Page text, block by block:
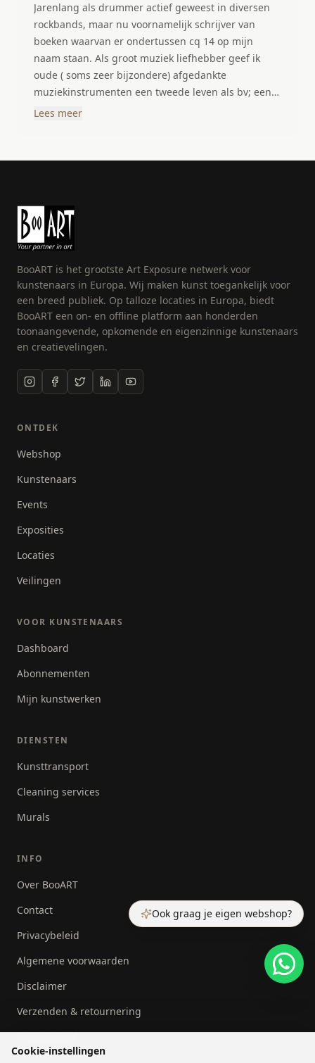
Jarenlang als drummer actief geweest in diversen
rockbands, maar nu voornamelijk schrijver van
boeken waarvan er ondertussen cq 14 op mijn
naam staan. Als groot muziek liefhebber geef ik
oude ( soms zeer bijzondere) afgedankte
muziekinstrumenten een tweede leven als bv; een
klok, lamp of gewoon als artdeco.
Lees meer
Ook graag je eigen webshop?
BooART is het grootste Art Exposure netwerk voor
kunstenaars in Europa. Wij maken kunst toegankelijk voor
een breed publiek. Op talloze locaties in Europa, biedt
BooART een on- en offline platform aan honderden
toonaangevende, opkomende en eigenzinnige kunstenaars
en creatievelingen.
ONTDEK
Webshop
Kunstenaars
Events
Exposities
Locaties
Veilingen
VOOR KUNSTENAARS
Dashboard
Abonnementen
Mijn kunstwerken
DIENSTEN
Kunsttransport
Cleaning services
Murals
INFO
Over BooART
Contact
Privacybeleid
Algemene voorwaarden
Disclaimer
Verzenden & retournering
Cookiebeleid
Cookie-instellingen